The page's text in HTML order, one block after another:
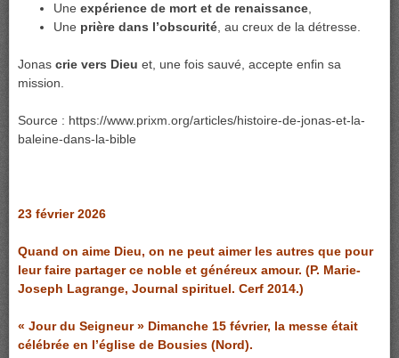
Une expérience de mort et de renaissance
Une prière dans l’obscurité , au creux de la détresse.
Jonas crie vers Dieu et, une fois sauvé, accepte enfin sa
mission.
Source : https://www.prixm.org/articles/histoire-de-jonas-et-la-
baleine-dans-la-bible
23 février 2026
Quand on aime Dieu, on ne peut aimer les autres que pour
leur faire partager ce noble et généreux amour. (P. Marie-
Joseph Lagrange, Journal spirituel. Cerf 2014.)
« Jour du Seigneur » Dimanche 15 février, la messe était
célébrée en l’église de Bousies (Nord).